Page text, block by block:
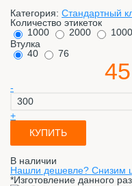
Категория: Стандартный
Количество этикеток
1000
2000
Втулка
40
76
45
-
+
КУПИТЬ
В наличии
Нашли дешевле? Снизим
*Изготовление данного